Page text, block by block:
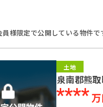
様限定で公開している物件
土地
泉南郡熊
****